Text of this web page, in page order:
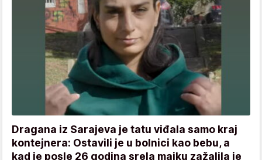
Dragana iz Sarajeva je tatu viđala samo kraj
kontejnera: Ostavili je u bolnici kao bebu, a
kad je posle 26 godina srela majku zažalila je